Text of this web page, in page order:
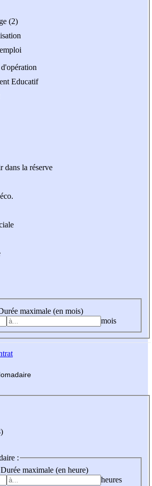
(2)
Educatif
dans la réserve
maximale (en mois)
mois
madaire
:
Durée maximale (en heure)
heures